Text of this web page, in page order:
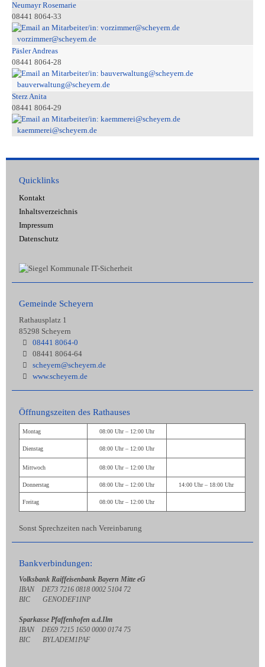
Neumayr Rosemarie
08441 8064-33
vorzimmer@scheyern.de
Päsler Andreas
08441 8064-28
bauverwaltung@scheyern.de
Sterz Anita
08441 8064-29
kaemmerei@scheyern.de
Quicklinks
Kontakt
Inhaltsverzeichnis
Impressum
Datenschutz
Gemeinde Scheyern
Rathausplatz 1
85298 Scheyern
08441 8064-0
08441 8064-64
scheyern@scheyern.de
www.scheyern.de
Öffnungszeiten des Rathauses
Montag 08:00 Uhr – 12:00 Uhr
Dienstag 08:00 Uhr – 12:00 Uhr
Mittwoch 08:00 Uhr – 12:00 Uhr
Donnerstag 08:00 Uhr – 12:00 Uhr 14:00 Uhr – 18:00 Uhr
Freitag 08:00 Uhr – 12:00 Uhr
Sonst Sprechzeiten nach Vereinbarung
Bankverbindungen:
Volksbank Raiffeisenbank Bayern Mitte eG
IBAN DE73 7216 0818 0002 5104 72
BIC GENODEF1INP
Sparkasse Pfaffenhofen a.d.Ilm
IBAN DE69 7215 1650 0000 0174 75
BIC BYLADEM1PAF